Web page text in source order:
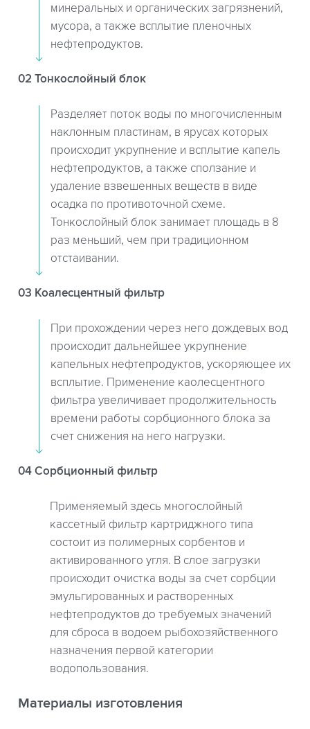
минеральных и органических загрязнений,
мусора, а также всплытие пленочных
нефтепродуктов.
02 Тонкослойный блок
Разделяет поток воды по многочисленным
наклонным пластинам, в ярусах которых
происходит укрупнение и всплытие капель
нефтепродуктов, а также сползание и
удаление взвешенных веществ в виде
осадка по противоточной схеме.
Тонкослойный блок занимает площадь в 8
раз меньший, чем при традиционном
отстаивании.
03 Коалесцентный фильтр
При прохождении через него дождевых вод
происходит дальнейшее укрупнение
капельных нефтепродуктов, ускоряющее их
всплытие. Применение каолесцентного
фильтра увеличивает продолжительность
времени работы сорбционного блока за
счет снижения на него нагрузки.
04 Сорбционный фильтр
Применяемый здесь многослойный
кассетный фильтр картриджного типа
состоит из полимерных сорбентов и
активированного угля. В слое загрузки
происходит очистка воды за счет сорбции
эмульгированных и растворенных
нефтепродуктов до требуемых значений
для сброса в водоем рыбохозяйственного
назначения первой категории
водопользования.
Материалы изготовления